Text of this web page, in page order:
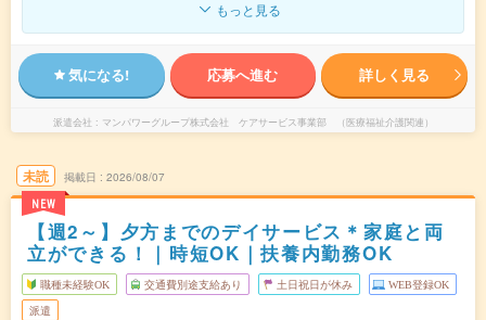
もっと見る
気になる! 応募へ進む 詳しく見る
派遣会社 マンパワーグループ株式会社 ケアサービス事業部 （医療福祉介護関連）
未読
NEW
掲載日 2026/08/07
【週2～】夕方までのデイサービス＊家庭と両
立ができる！｜時短OK｜扶養内勤務OK
職種未経験OK 交通費別途支給あり 土日祝日が休み WEB登録OK
派遣